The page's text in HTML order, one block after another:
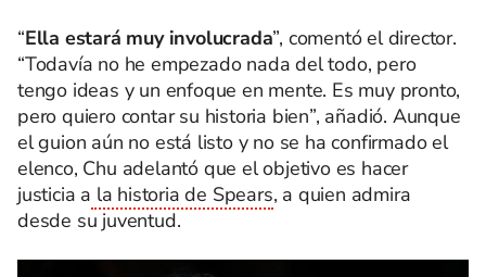
“Ella estará muy involucrada”, comentó el director.
“Todavía no he empezado nada del todo, pero
tengo ideas y un enfoque en mente. Es muy pronto,
pero quiero contar su historia bien”, añadió. Aunque
el guion aún no está listo y no se ha confirmado el
elenco, Chu adelantó que el objetivo es hacer
justicia a la historia de Spears, a quien admira
desde su juventud.